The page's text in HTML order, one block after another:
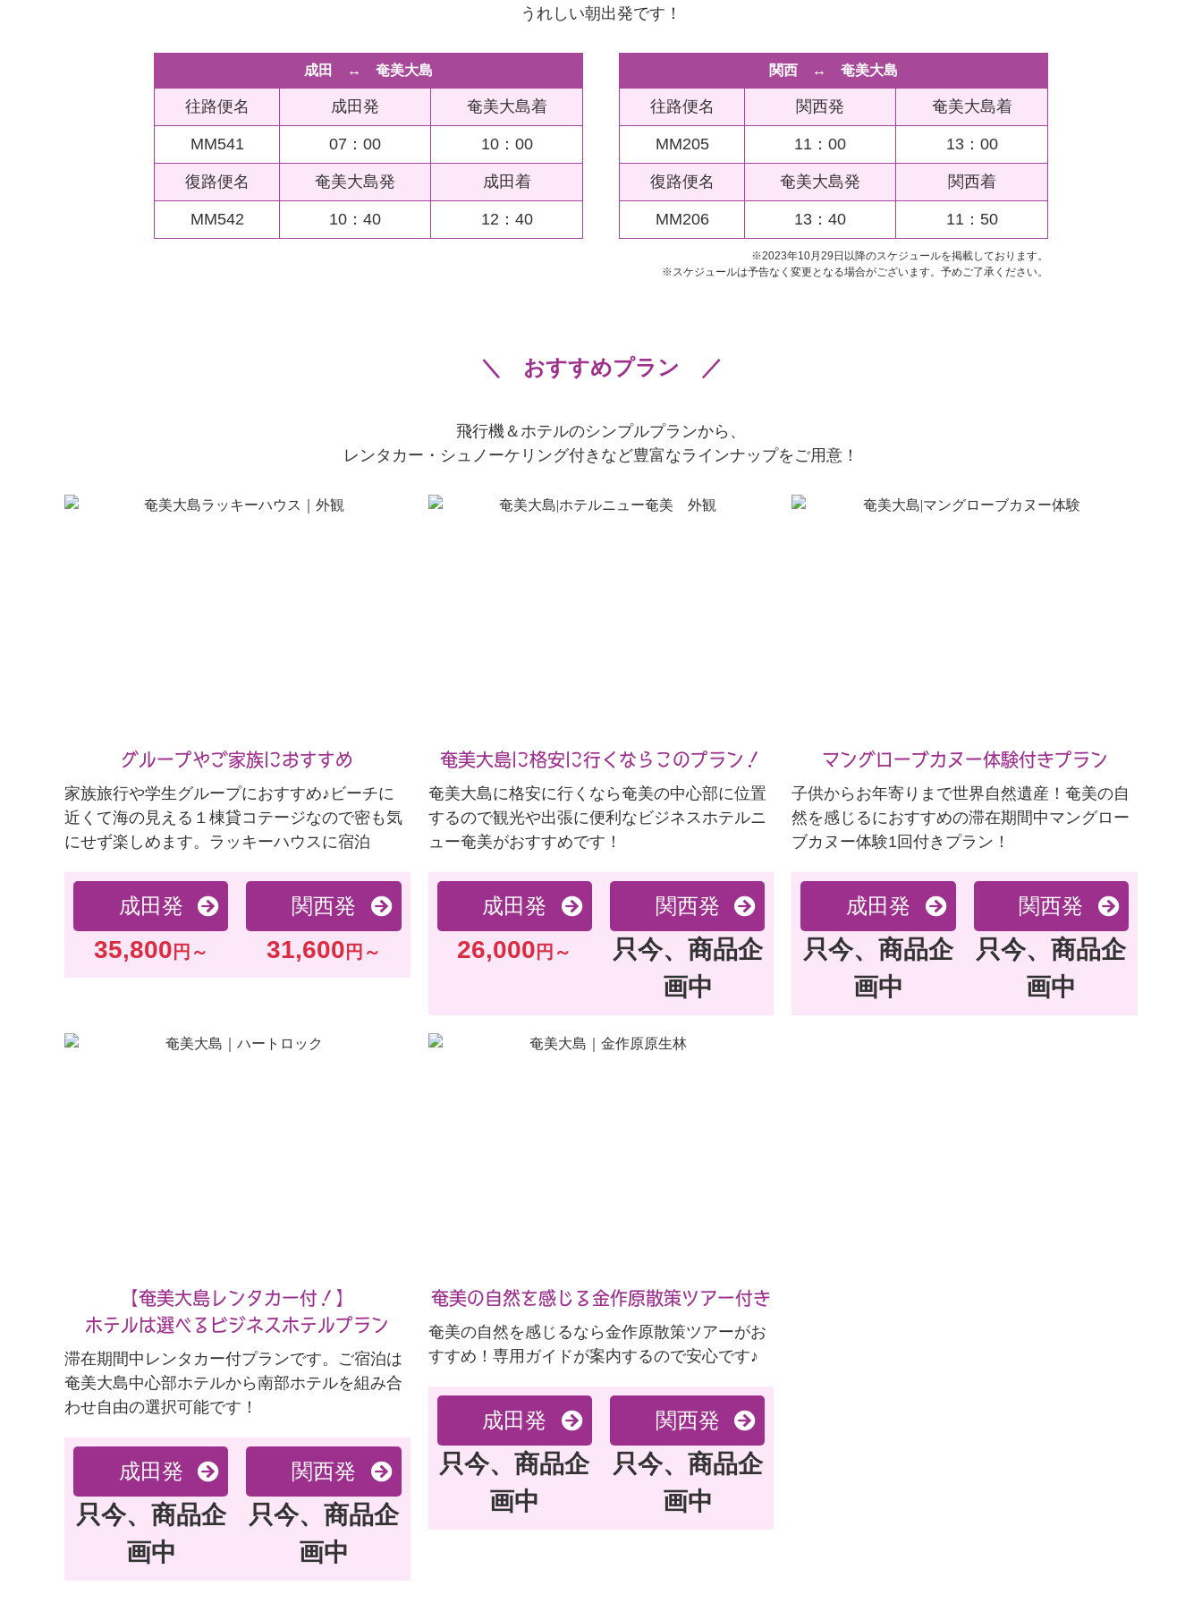
うれしい朝出発です！
成田 ↔ 奄美大島
往路便名 成田発 奄美大島着
MM541 07：00 10：00
復路便名 奄美大島発 成田着
MM542 10：40 12：40
関西 ↔ 奄美大島
往路便名 関西発 奄美大島着
MM205 11：00 13：00
復路便名 奄美大島発 関西着
MM206 13：40 11：50
※2023年10月29日以降のスケジュールを掲載しております。
※スケジュールは予告なく変更となる場合がございます。予めご了承ください。
おすすめプラン
飛行機＆ホテルのシンプルプランから、
レンタカー・シュノーケリング付きなど豊富なラインナップをご用意！
グループやご家族におすすめ
家族旅行や学生グループにおすすめ♪ビーチに
近くて海の見える１棟貸コテージなので密も気
にせず楽しめます。ラッキーハウスに宿泊
成田発
35,800 円～
関西発
31,600 円～
奄美大島に格安に行くならこのプラン！
奄美大島に格安に行くなら奄美の中心部に位置
するので観光や出張に便利なビジネスホテルニ
ュー奄美がおすすめです！
成田発
26,000 円～
関西発
只今、商品企
画中
マングローブカヌー体験付きプラン
子供からお年寄りまで世界自然遺産！奄美の自
然を感じるにおすすめの滞在期間中マングロー
ブカヌー体験1回付きプラン！
成田発
只今、商品企
画中
関西発
只今、商品企
画中
【奄美大島レンタカー付！】
ホテルは選べるビジネスホテルプラン
滞在期間中レンタカー付プランです。ご宿泊は
奄美大島中心部ホテルから南部ホテルを組み合
わせ自由の選択可能です！
成田発
只今、商品企
画中
関西発
只今、商品企
画中
奄美の自然を感じる金作原散策ツアー付き
奄美の自然を感じるなら金作原散策ツアーがお
すすめ！専用ガイドが案内するので安心です♪
成田発
只今、商品企
画中
関西発
只今、商品企
画中